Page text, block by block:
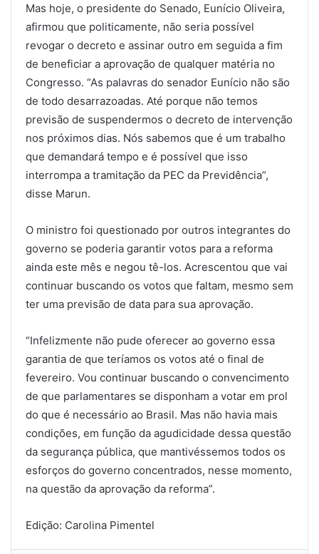
Mas hoje, o presidente do Senado, Eunício Oliveira,
afirmou que politicamente, não seria possível
revogar o decreto e assinar outro em seguida a fim
de beneficiar a aprovação de qualquer matéria no
Congresso. “As palavras do senador Eunício não são
de todo desarrazoadas. Até porque não temos
previsão de suspendermos o decreto de intervenção
nos próximos dias. Nós sabemos que é um trabalho
que demandará tempo e é possível que isso
interrompa a tramitação da PEC da Previdência”,
disse Marun.
O ministro foi questionado por outros integrantes do
governo se poderia garantir votos para a reforma
ainda este mês e negou tê-los. Acrescentou que vai
continuar buscando os votos que faltam, mesmo sem
ter uma previsão de data para sua aprovação.
“Infelizmente não pude oferecer ao governo essa
garantia de que teríamos os votos até o final de
fevereiro. Vou continuar buscando o convencimento
de que parlamentares se disponham a votar em prol
do que é necessário ao Brasil. Mas não havia mais
condições, em função da agudicidade dessa questão
da segurança pública, que mantivéssemos todos os
esforços do governo concentrados, nesse momento,
na questão da aprovação da reforma”.
Edição: Carolina Pimentel